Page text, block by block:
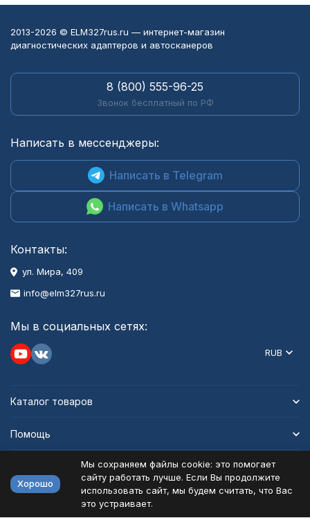
2013-2026 © ELM327rus.ru — интернет-магазин
диагностических адаптеров и автосканеров
8 (800) 555-96-25
Звонок бесплатный по РФ
Написать в мессенджеры:
Написать в Telegram
Написать в Whatsapp
Контакты:
ул. Мира, 409
info@elm327rus.ru
Мы в социальных сетях:
RUB
Каталог товаров
Помощь
Политика персональных данных
Хорошо
Мы сохраняем файлы cookie: это помогает
сайту работать лучше. Если Вы продолжите
использовать сайт, мы будем считать, что Вас
это устраивает.